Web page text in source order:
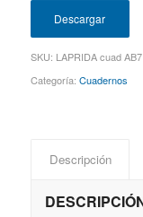
Descargar
SKU: LAPRIDA cuad
Categoría: Cuadernos
Descripción